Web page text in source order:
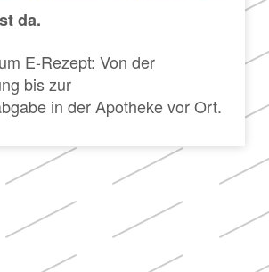
da.
E-Rezept: Von der
bis zur
in der Apotheke vor Ort.